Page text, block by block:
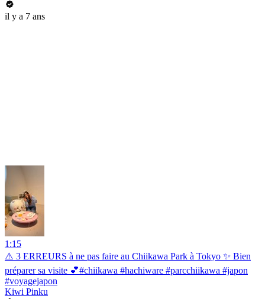
il y a 7 ans
1:15
⚠️ 3 ERREURS à ne pas faire au Chiikawa Park à Tokyo ✨ Bien
préparer sa visite 💕#chiikawa #hachiware #parcchiikawa #japon
#voyagejapon
Kiwi Pinku